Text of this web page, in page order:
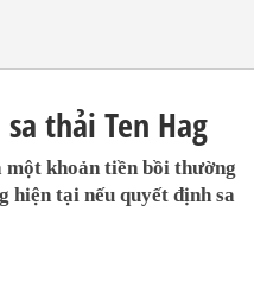
thải Ten Hag
khoản tiền bồi thường
hiện tại nếu quyết định sa